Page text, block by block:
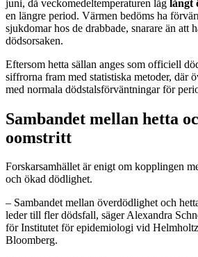
juni, då veckomedeltemperaturen låg långt
en längre period. Värmen bedöms ha
sjukdomar hos de drabbade, snarare än att
dödsorsaken.
Eftersom hetta sällan anges som officiell
siffrorna fram med statistiska metoder, där
med normala dödstalsförväntningar för
Sambandet mellan hetta
oomstritt
Forskarsamhället är enigt om kopplingen
och ökad dödlighet.
– Sambandet mellan överdödlighet och
leder till fler dödsfall, säger Alexandra
för Institutet för epidemiologi vid
Bloomberg.